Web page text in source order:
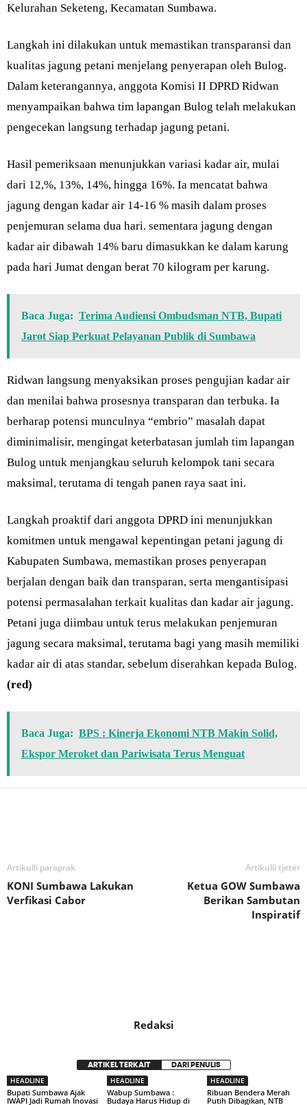
Kelurahan Seketeng, Kecamatan Sumbawa.
Langkah ini dilakukan untuk memastikan transparansi dan
kualitas jagung petani menjelang penyerapan oleh Bulog.
Dalam keterangannya, anggota Komisi II DPRD Ridwan
menyampaikan bahwa tim lapangan Bulog telah melakukan
pengecekan langsung terhadap jagung petani.
Hasil pemeriksaan menunjukkan variasi kadar air, mulai
dari 12,%, 13%, 14%, hingga 16%. Ia mencatat bahwa
jagung dengan kadar air 14-16 % masih dalam proses
penjemuran selama dua hari. sementara jagung dengan
kadar air dibawah 14% baru dimasukkan ke dalam karung
pada hari Jumat dengan berat 70 kilogram per karung.
Baca Juga: Terima Audiensi Ombudsman NTB, Bupati
Jarot Siap Perkuat Pelayanan Publik di Sumbawa
Ridwan langsung menyaksikan proses pengujian kadar air
dan menilai bahwa prosesnya transparan dan terbuka. Ia
berharap potensi munculnya “embrio” masalah dapat
diminimalisir, mengingat keterbatasan jumlah tim lapangan
Bulog untuk menjangkau seluruh kelompok tani secara
maksimal, terutama di tengah panen raya saat ini.
Langkah proaktif dari anggota DPRD ini menunjukkan
komitmen untuk mengawal kepentingan petani jagung di
Kabupaten Sumbawa, memastikan proses penyerapan
berjalan dengan baik dan transparan, serta mengantisipasi
potensi permasalahan terkait kualitas dan kadar air jagung.
Petani juga diimbau untuk terus melakukan penjemuran
jagung secara maksimal, terutama bagi yang masih memiliki
kadar air di atas standar, sebelum diserahkan kepada Bulog.
(red)
Baca Juga: BPS : Kinerja Ekonomi NTB Makin Solid,
Ekspor Meroket dan Pariwisata Terus Menguat
Artikulli paraprak
KONI Sumbawa Lakukan
Verfikasi Cabor
Artikulli tjetër
Ketua GOW Sumbawa
Berikan Sambutan
Inspiratif
Redaksi
ARTIKEL TERKAIT DARI PENULIS
HEADLINE
Bupati Sumbawa Ajak
IWAPI Jadi Rumah Inovasi
HEADLINE
Wabup Sumbawa :
Budaya Harus Hidup di
HEADLINE
Ribuan Bendera Merah
Putih Dibagikan, NTB